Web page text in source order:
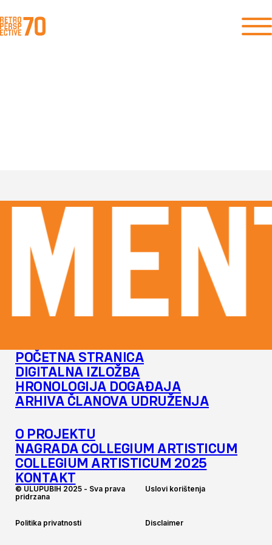
POČETNA STRANICA
DIGITALNA IZLOŽBA
HRONOLOGIJA DOGAĐAJA
ARHIVA ČLANOVA UDRUŽENJA
O PROJEKTU
NAGRADA COLLEGIUM ARTISTICUM
COLLEGIUM ARTISTICUM 2025
KONTAKT
© ULUPUBIH 2025 - Sva prava
pridrzana
Uslovi korištenja
Politika privatnosti Disclaimer